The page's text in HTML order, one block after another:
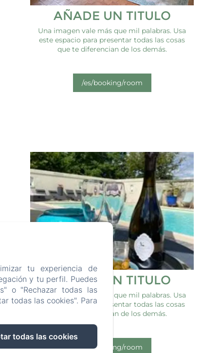
AÑADE UN TITULO
Una imagen vale más que mil palabras. Usa
este espacio para presentar todas las cosas
que te diferencian de los demás.
/es/booking/room
AÑADE UN TITULO
Una imagen vale más que mil palabras. Usa
este espacio para presentar todas las cosas
que te diferencian de los demás.
/es/booking/room
tu experiencia de
y tu perfil. Puedes
o "Rechazar todas las
todas las cookies". Para
todas las cookies